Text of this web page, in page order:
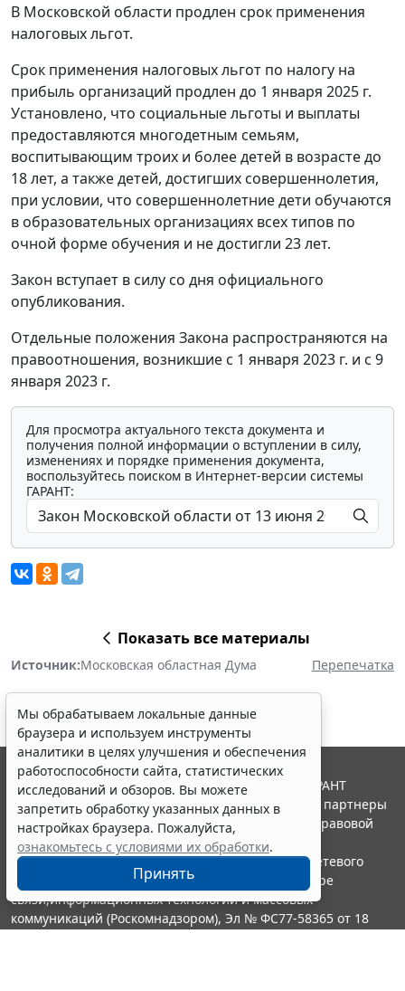
В Московской области продлен срок применения
налоговых льгот.
Срок применения налоговых льгот по налогу на
прибыль организаций продлен до 1 января 2025 г.
Установлено, что социальные льготы и выплаты
предоставляются многодетным семьям,
воспитывающим троих и более детей в возрасте до
18 лет, а также детей, достигших совершеннолетия,
при условии, что совершеннолетние дети обучаются
в образовательных организациях всех типов по
очной форме обучения и не достигли 23 лет.
Закон вступает в силу со дня официального
опубликования.
Отдельные положения Закона распространяются на
правоотношения, возникшие с 1 января 2023 г. и с 9
января 2023 г.
Для просмотра актуального текста документа и
получения полной информации о вступлении в силу,
изменениях и порядке применения документа,
воспользуйтесь поиском в Интернет-версии системы
ГАРАНТ:
Показать все материалы
Источник:Московская областная Дума Перепечатка
Мы обрабатываем локальные данные
браузера и используем инструменты
аналитики в целях улучшения и обеспечения
работоспособности сайта, статистических
исследований и обзоров. Вы можете
запретить обработку указанных данных в
настройках браузера. Пожалуйста,
ознакомьтесь с условиями их обработки.
Принять
© ООО "НПП "ГАРАНТ-СЕРВИС", 2026. Система ГАРАНТ
выпускается с 1990 года. Компания "Гарант" и ее партнеры
являются участниками Российской ассоциации правовой
информации ГАРАНТ.
Портал ГАРАНТ.РУ зарегистрирован в качестве сетевого
издания Федеральной службой по надзору в сфере
связи,информационных технологий и массовых
коммуникаций (Роскомнадзором), Эл № ФС77-58365 от 18